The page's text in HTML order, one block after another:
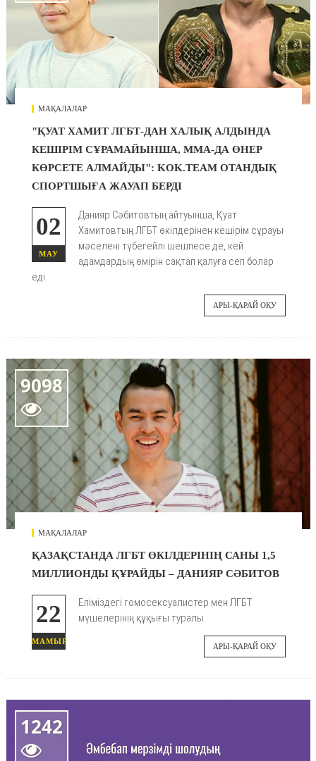
МАҚАЛАЛАР
"ҚУАТ ХАМИТ ЛГБТ-ДАН ХАЛЫҚ АЛДЫНДА
КЕШІРІМ СҰРАМАЙЫНША, ММА-ДА ӨНЕР
КӨРСЕТЕ АЛМАЙДЫ": KOK.TEAM ОТАНДЫҚ
СПОРТШЫҒА ЖАУАП БЕРДІ
02
МАУ
Данияр Сәбитовтың айтуынша, Қуат
Хамитовтың ЛГБТ өкілдерінен кешірім сұрауы
мәселені түбегейлі шешпесе де, кей
адамдардың өмірін сақтап қалуға сеп болар
еді.
АРЫ-ҚАРАЙ ОҚУ
9098

МАҚАЛАЛАР
ҚАЗАҚСТАНДА ЛГБТ ӨКІЛДЕРІНІҢ САНЫ 1,5
МИЛЛИОНДЫ ҚҰРАЙДЫ – ДАНИЯР СӘБИТОВ
22
МАМЫР
Еліміздегі гомосексуалистер мен ЛГБТ
мүшелерінің құқығы туралы
АРЫ-ҚАРАЙ ОҚУ
1242
